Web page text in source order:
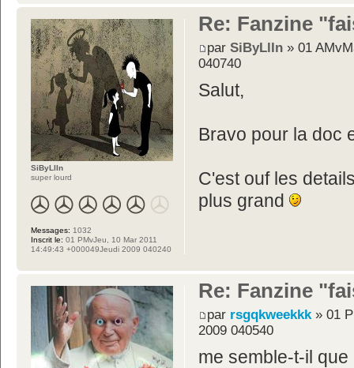
Re: Fanzine
parSiByLlIn » 01
040740
Salut,
Bravo pour la doc
C'est ouf les
plus grand
SiByLlIn
super lourd
Messages: 1032
Inscrit le: 01 PMvJeu, 10 Mar 2011
14:49:43 +000049Jeudi 2009 040240
Re: Fanzine
par rsgqkweekkk » 01
2009 040540
me semble-t-il